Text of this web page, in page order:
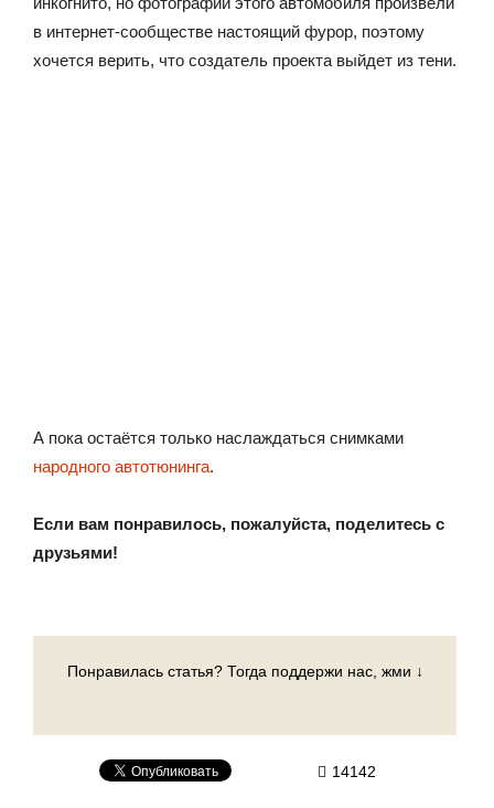
в интернет-сообществе настоящий фурор, поэтому
хочется верить, что создатель проекта выйдет из тени.
А пока остаётся только наслаждаться снимками
народного автотюнинга.
Если вам понравилось, пожалуйста, поделитесь с
друзьями!
Понравилась статья? Тогда поддержи нас, жми ↓
14142